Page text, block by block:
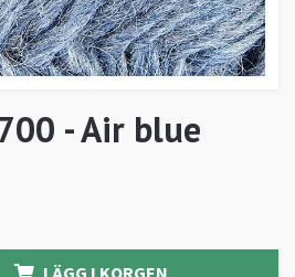
- Air blue
LÄGG I KORGEN